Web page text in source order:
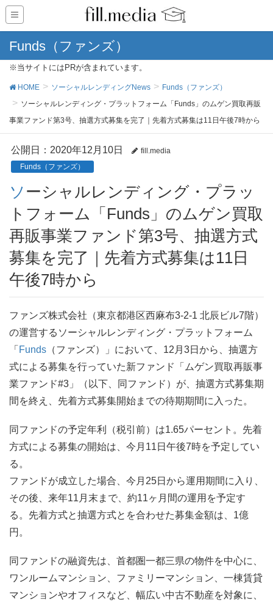
Funds（ファンズ）
※当サイトにはPRが含まれています。
HOME ソーシャルレンディングNews
Funds（ファンズ）
ソーシャルレンディング・プラットフォーム「Funds」のムゲン買取再販
事業ファンド第3号、抽選方式募集を完了｜先着方式募集は11日午後7時から
公開日： 2020年12月10日
fill.media
Funds（ファンズ）
ソーシャルレンディング・プラッ
トフォーム「Funds」のムゲン買取
再販事業ファンド第3号、抽選方式
募集を完了｜先着方式募集は11日
午後7時から
ファンズ株式会社（東京都港区西麻布3-2-1 北辰ビル7階）
の運営するソーシャルレンディング・プラットフォーム
「 Funds （ファンズ）」において、12月3日から、抽選方
式による募集を行っていた新ファンド「ムゲン買取再販事
業ファンド#3」（以下、同ファンド）が、抽選方式募集期
間を終え、先着方式募集開始までの待期期間に入った。
同ファンドの予定年利（税引前）は1.65パーセント。先着
方式による募集の開始は、今月11日午後7時を予定してい
る。
ファンドが成立した場合、今月25日から運用期間に入り、
その後、来年11月末まで、約11ヶ月間の運用を予定す
る。先着方式と抽選方式とを合わせた募集金額は、1億
円。
同ファンドの融資先は、首都圏一都三県の物件を中心に、
ワンルームマンション、ファミリーマンション、一棟賃貸
マンションやオフィスなど、幅広い中古不動産を対象に、